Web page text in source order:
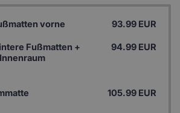
vorne 93.99 EUR
Fußmatten +
94.99 EUR
105.99 EUR